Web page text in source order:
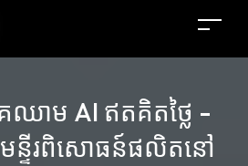
ឈាម AI ឥតគិតថ្លៃ -
ន្ទីរពិសោធន៍ផលិតនៅ